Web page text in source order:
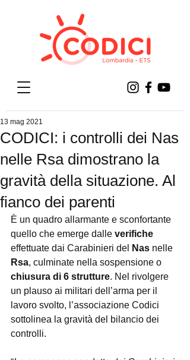
CODICI: i controlli dei Nas
nelle Rsa dimostrano la
gravità della situazione. Al
fianco dei parenti
13 mag 2021
È un quadro allarmante e sconfortante
quello che emerge dalle verifiche
effettuate dai Carabinieri del
Nas nelle
Rsa, culminate nella sospensione o
chiusura di 6 strutture. Nel rivolgere
un plauso ai militari dell’arma per il
lavoro svolto, l’associazione Codici
sottolinea la gravità del bilancio dei
controlli.